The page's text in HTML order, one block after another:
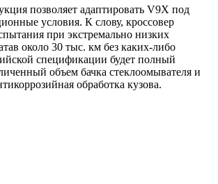
позволяет адаптировать V9X под
условия. К слову, кроссовер
при экстремально низких
около 30 тыс. км без каких-либо
спецификации будет полный
объем бачка стеклоомывателя и
обработка кузова.